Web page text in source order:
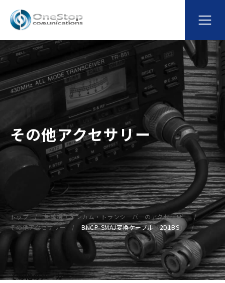
その他アクセサリー
トップ
無線機・インカム・トランシーバーのアクセサリー
その他アクセサリー
BNCP-SMAJ変換ケーブル「2D1BS」
その他のメーカー